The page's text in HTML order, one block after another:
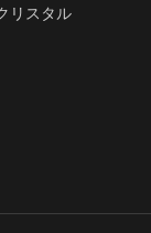
リスタル